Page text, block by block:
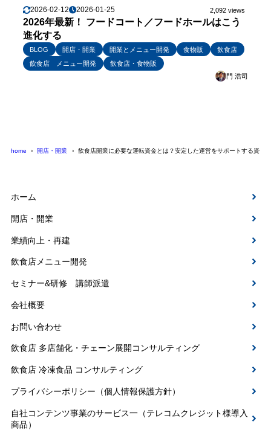
2026-02-12 2026-01-25 2,092 views
2026年最新！ フードコート／フードホールはこう
進化する
BLOG 開店・開業 開業とメニュー開発 食物販
飲食店
飲食店 メニュー開発
飲食店・食物販
門 浩司
home 開店・開業 飲食店開業に必要な運転資金とは？安定した運営をサポートする資金
ホーム
開店・開業
業績向上・再建
飲食店メニュー開発
セミナー&研修 講師派遣
会社概要
お問い合わせ
飲食店 多店舗化・チェーン展開コンサルティング
飲食店 冷凍食品 コンサルティング
プライバシーポリシー（個人情報保護方針）
自社コンテンツ事業のサービス一（テレコムクレジット様導入
商品）